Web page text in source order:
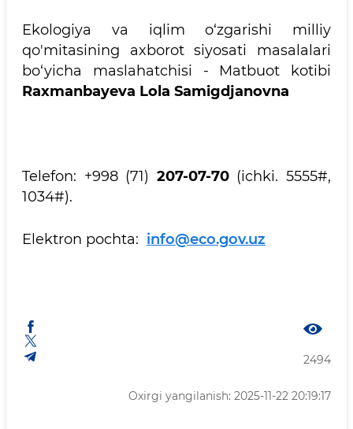
Ekologiya va iqlim o‘zgarishi milliy
qo'mitasining axborot siyosati masalalari
bo‘yicha maslahatchisi - Matbuot kotibi
Raxmanbayeva Lola Samigdjanovna
Telefon: +998 (71) 207-07-70(ichki. 5555#,
1034#).
Elektron pochta: info@eco.gov.uz
2494
Oxirgi yangilanish: 2025-11-22 20:19:17